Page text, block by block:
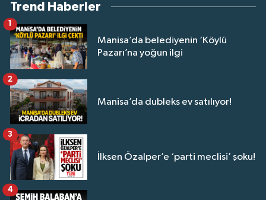
Trend Haberler
Manisa’da belediyenin ‘Köylü
Pazarı’na yoğun ilgi
Manisa’da dubleks ev satılıyor!
2
İlksen Özalper’e ‘parti meclisi’ şoku!
3
4